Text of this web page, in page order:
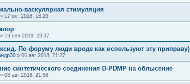
васкулярная стимуляция
» 17 окт 2018, 16:29
» 19 сен 2018, 23:37
По форуму люди вроде как используют эту приправу)
» 06 авг 2018, 21:27
синтетического соединения D-PDMP на облысение
» 08 авг 2018, 21:56